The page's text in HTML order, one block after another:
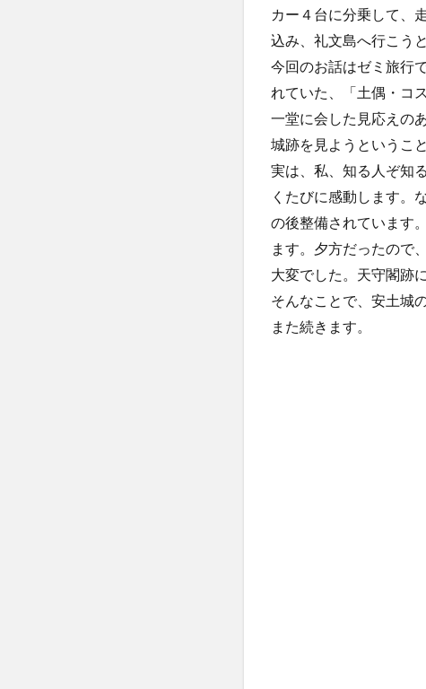
カー４台に分乗して、
込み、礼文島へ行こう
今回のお話はゼミ旅行
れていた、「土偶・コ
一堂に会した見応えの
城跡を見ようというこ
実は、私、知る人ぞ知
くたびに感動します。
の後整備されています
ます。夕方だったので
大変でした。天守閣跡
そんなことで、安土城
また続きます。